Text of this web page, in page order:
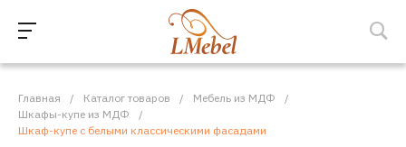
Главная / Каталог товаров / Мебель из МДФ
/
Шкафы-купе из МДФ
/
Шкаф-купе с белыми классическими фасадами